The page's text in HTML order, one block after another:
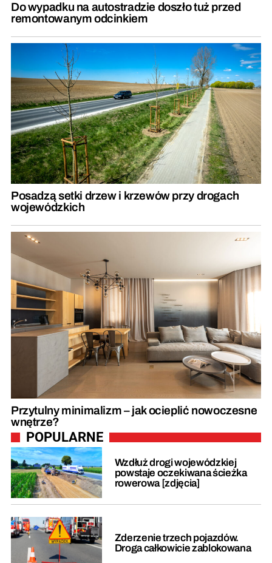
Do wypadku na autostradzie doszło tuż przed
remontowanym odcinkiem
Posadzą setki drzew i krzewów przy drogach
wojewódzkich
Przytulny minimalizm – jak ocieplić nowoczesne
wnętrze?
POPULARNE
Wzdłuż drogi wojewódzkiej
powstaje oczekiwana ścieżka
rowerowa [zdjęcia]
Zderzenie trzech pojazdów.
Droga całkowicie zablokowana